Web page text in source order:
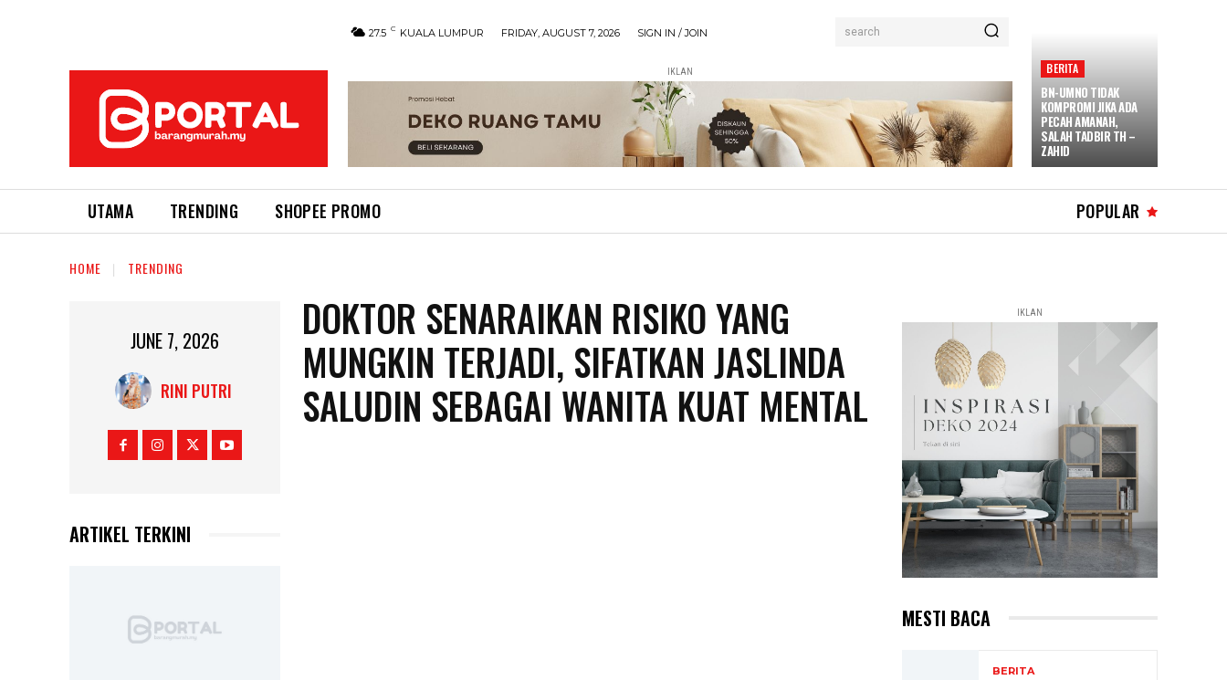
27.5 C KUALA LUMPUR FRIDAY, AUGUST 7, 2026 SIGN IN / JOIN search
IKLAN BERITA
BN-UMNO TIDAK
KOMPROMI JIKA ADA
PECAH AMANAH,
SALAH TADBIR TH –
ZAHID
UTAMA TRENDING SHOPEE PROMO POPULAR
HOME TRENDING
JUNE 7, 2026
RINI PUTRI
ARTIKEL TERKINI
DOKTOR SENARAIKAN RISIKO YANG
MUNGKIN TERJADI, SIFATKAN JASLINDA
SALUDIN SEBAGAI WANITA KUAT MENTAL
IKLAN
MESTI BACA
BERITA